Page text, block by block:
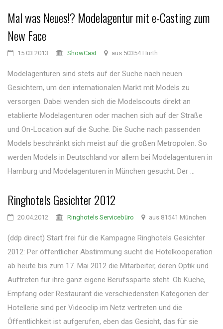
Mal was Neues!? Modelagentur mit e-Casting zum
New Face
15.03.2013 ShowCast aus 50354 Hürth
Modelagenturen sind stets auf der Suche nach neuen
Gesichtern, um den internationalen Markt mit Models zu
versorgen. Dabei wenden sich die Modelscouts direkt an
etablierte Modelagenturen oder machen sich auf der Straße
und On-Location auf die Suche. Die Suche nach passenden
Models beschränkt sich meist auf die großen Metropolen. So
werden Models in Deutschland vor allem bei Modelagenturen in
Hamburg und Modelagenturen in München gesucht. Der ...
Ringhotels Gesichter 2012
20.04.2012 Ringhotels Servicebüro aus 81541 München
(ddp direct) Start frei für die Kampagne Ringhotels Gesichter
2012: Per öffentlicher Abstimmung sucht die Hotelkooperation
ab heute bis zum 17. Mai 2012 die Mitarbeiter, deren Optik und
Auftreten für ihre ganz eigene Berufssparte steht. Ob Küche,
Empfang oder Restaurant die verschiedensten Kategorien der
Hotellerie sind per Videoclip im Netz vertreten und die
Öffentlichkeit ist aufgerufen, eben das Gesicht, das für sie